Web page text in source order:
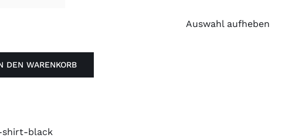
Auswahl aufheben
DEN WARENKORB
black